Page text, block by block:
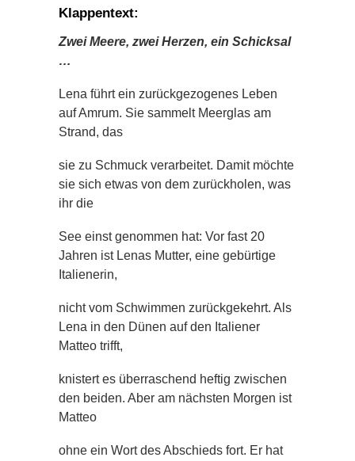
Klappentext:
Zwei Meere, zwei Herzen, ein Schicksal
…
Lena führt ein zurückgezogenes Leben
auf Amrum. Sie sammelt Meerglas am
Strand, das
sie zu Schmuck verarbeitet. Damit möchte
sie sich etwas von dem zurückholen, was
ihr die
See einst genommen hat: Vor fast 20
Jahren ist Lenas Mutter, eine gebürtige
Italienerin,
nicht vom Schwimmen zurückgekehrt. Als
Lena in den Dünen auf den Italiener
Matteo trifft,
knistert es überraschend heftig zwischen
den beiden. Aber am nächsten Morgen ist
Matteo
ohne ein Wort des Abschieds fort. Er hat